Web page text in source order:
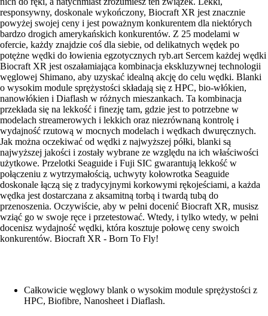
responsywny, doskonale wykończony, Biocraft XR jest znacznie
powyżej swojej ceny i jest poważnym konkurentem dla niektórych
bardzo drogich amerykańskich konkurentów. Z 25 modelami w
ofercie, każdy znajdzie coś dla siebie, od delikatnych wędek po
potężne wędki do łowienia egzotycznych ryb.art Sercem każdej wędki
Biocraft XR jest oszałamiająca kombinacja ekskluzywnej technologii
węglowej Shimano, aby uzyskać idealną akcję do celu wędki. Blanki
o wysokim module sprężystości składają się z HPC, bio-włókien,
nanowłókien i Diaflash w różnych mieszankach. Ta kombinacja
przekłada się na lekkość i finezję tam, gdzie jest to potrzebne w
modelach streamerowych i lekkich oraz niezrównaną kontrolę i
wydajność rzutową w mocnych modelach i wędkach dwuręcznych.
Jak można oczekiwać od wędki z najwyższej półki, blanki są
najwyższej jakości i zostały wybrane ze względu na ich właściwości
użytkowe. Przelotki Seaguide i Fuji SIC gwarantują lekkość w
połączeniu z wytrzymałością, uchwyty kołowrotka Seaguide
doskonale łączą się z tradycyjnymi korkowymi rękojeściami, a każda
wędka jest dostarczana z aksamitną torbą i twardą tubą do
przenoszenia. Oczywiście, aby w pełni docenić Biocraft XR, musisz
wziąć go w swoje ręce i przetestować. Wtedy, i tylko wtedy, w pełni
docenisz wydajność wędki, która kosztuje połowę ceny swoich
konkurentów. Biocraft XR - Born To Fly!
Całkowicie węglowy blank o wysokim module sprężystości z
HPC, Biofibre, Nanosheet i Diaflash.